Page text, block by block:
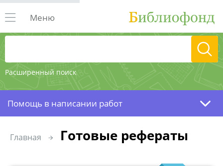
Расширенный поиск
Меню
Помощь в написании работ
Главная Готовые рефераты